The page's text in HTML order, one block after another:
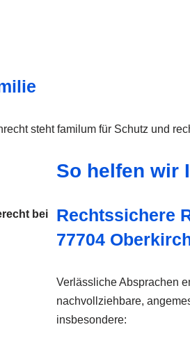
steht familum für Schutz und
bei
So helfen wir
Rechtssichere
77704
Verlässliche Absprachen
nachvollziehbare,
insbesondere: